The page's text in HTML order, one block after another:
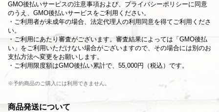
GMO後払いサービスの注意事項および、 プライバシーポリシーに同意
のうえ、GMO後払いサービスをご利用ください。
・ご利用者が未成年の場合、法定代理人の利用同意を得てご利用くださ
い。
・ご利用にあたり審査がございます。審査結果によっては「GMO後払
い」をご利用いただけない場合がございますので、その場合には別のお
支払方法へ変更をお願いします。
・ご利用限度額はGMO後払い累計で、55,000円（税込）です。
※予約商品のご購入には利用できません。
商品発送について